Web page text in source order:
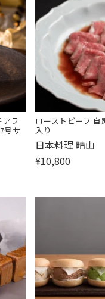
アラ
号サ
ローストビーフ 自
入り
販
売
日本料理 晴山
¥10,800